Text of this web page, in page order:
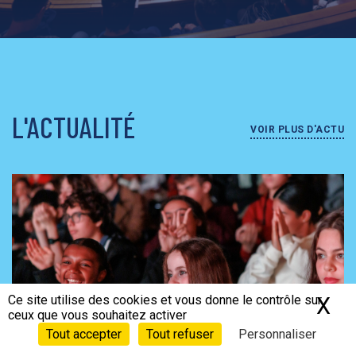
L'ACTUALITÉ VOIR PLUS D'ACTU
Ce site utilise des cookies et vous donne le contrôle sur
ceux que vous souhaitez activer
Tout accepter
Tout refuser Personnaliser
X